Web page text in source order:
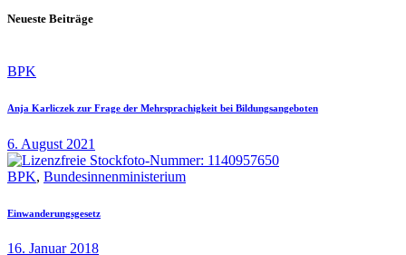
Neueste Beiträge
BPK
Anja Karliczek zur Frage der Mehrsprachigkeit bei Bildungsangeboten
6. August 2021
BPK, Bundesinnenministerium
Einwanderungsgesetz
16. Januar 2018